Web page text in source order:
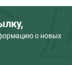
о новых